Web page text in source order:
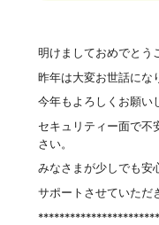
明けましておめでとう
昨年は大変お世話にな
今年もよろしくお願い
セキュリティー面で不
さい。
みなさまが少しでも安
サポートさせていただ